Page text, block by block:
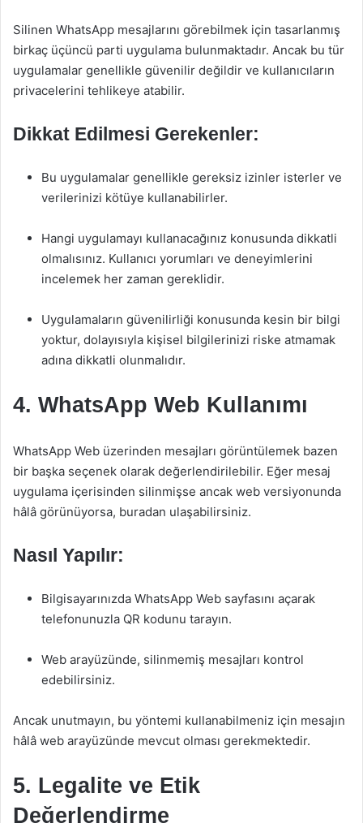
Silinen WhatsApp mesajlarını görebilmek için tasarlanmış
birkaç üçüncü parti uygulama bulunmaktadır. Ancak bu tür
uygulamalar genellikle güvenilir değildir ve kullanıcıların
privacelerini tehlikeye atabilir.
Dikkat Edilmesi Gerekenler:
Bu uygulamalar genellikle gereksiz izinler isterler ve
verilerinizi kötüye kullanabilirler.
Hangi uygulamayı kullanacağınız konusunda dikkatli
olmalısınız. Kullanıcı yorumları ve deneyimlerini
incelemek her zaman gereklidir.
Uygulamaların güvenilirliği konusunda kesin bir bilgi
yoktur, dolayısıyla kişisel bilgilerinizi riske atmamak
adına dikkatli olunmalıdır.
4. WhatsApp Web Kullanımı
WhatsApp Web üzerinden mesajları görüntülemek bazen
bir başka seçenek olarak değerlendirilebilir. Eğer mesaj
uygulama içerisinden silinmişse ancak web versiyonunda
hâlâ görünüyorsa, buradan ulaşabilirsiniz.
Nasıl Yapılır:
Bilgisayarınızda WhatsApp Web sayfasını açarak
telefonunuzla QR kodunu tarayın.
Web arayüzünde, silinmemiş mesajları kontrol
edebilirsiniz.
Ancak unutmayın, bu yöntemi kullanabilmeniz için mesajın
hâlâ web arayüzünde mevcut olması gerekmektedir.
5. Legalite ve Etik
Değerlendirme